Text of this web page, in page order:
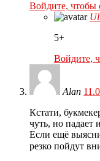
Войдите, чтобы
5+
Войдите,
Alan
Кстати,
чуть, но падает
Если ещё
резко пойдут